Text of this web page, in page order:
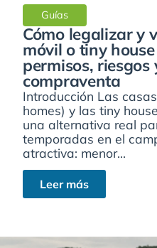
Guías
Cómo legalizar y
móvil o tiny
permisos, riesgos
compraventa
Introducción Las
homes) y las tiny
una alternativa real
temporadas en el
atractiva: menor...
Leer más